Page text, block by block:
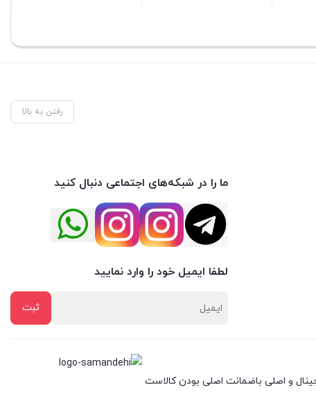
رفتن به بالا
ما را در شبکه‌های اجتماعی دنبال کنید
لطفا ایمیل خود را وارد نمایید